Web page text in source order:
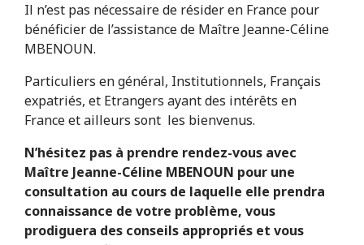
Il n’est pas nécessaire de résider en France pour
bénéficier de l’assistance de Maître Jeanne-Céline
MBENOUN.
Particuliers en général, Institutionnels, Français
expatriés, et Etrangers ayant des intérêts en
France et ailleurs sont les bienvenus.
N’hésitez pas à prendre rendez-vous avec
Maître Jeanne-Céline MBENOUN pour une
consultation au cours de laquelle elle prendra
connaissance de votre problème, vous
prodiguera des conseils appropriés et vous